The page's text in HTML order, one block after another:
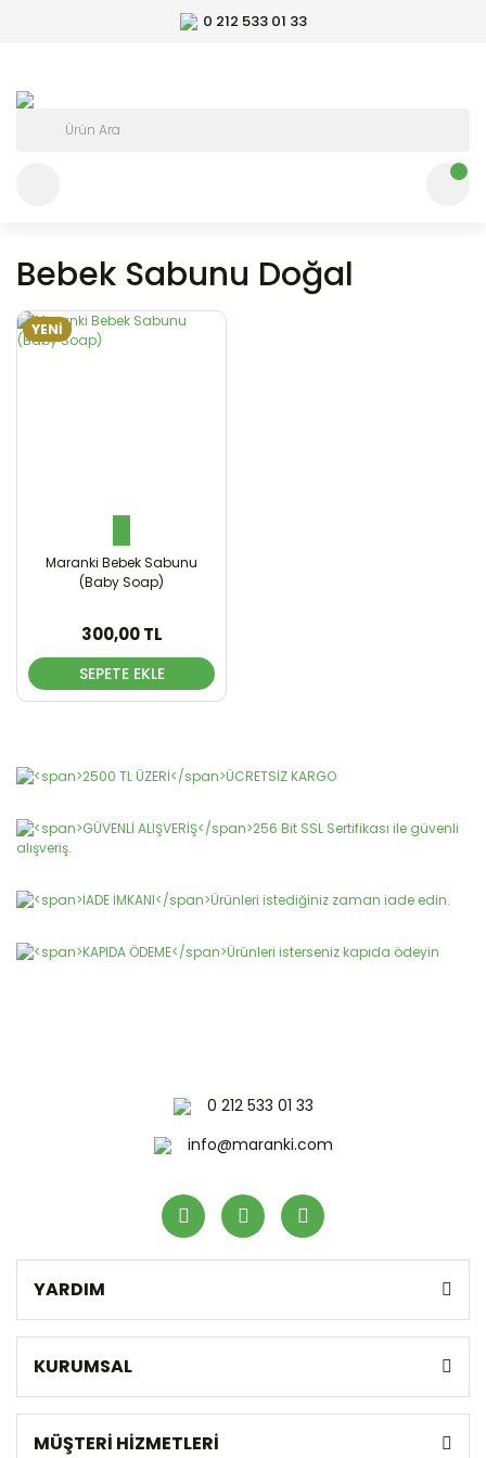
0 212 533 01 33
Bebek Sabunu Doğal
YENİ
Maranki Bebek Sabunu
(Baby Soap)
300,00 TL
SEPETE EKLE
0 212 533 01 33
info@maranki.com
YARDIM
KURUMSAL
MÜŞTERİ HİZMETLERİ